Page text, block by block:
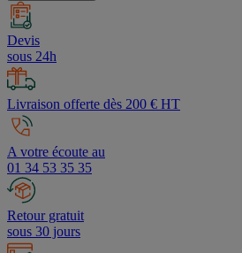
Devis
sous 24h
Livraison offerte dès 200 € HT
A votre écoute au
01 34 53 35 35
Retour gratuit
sous 30 jours